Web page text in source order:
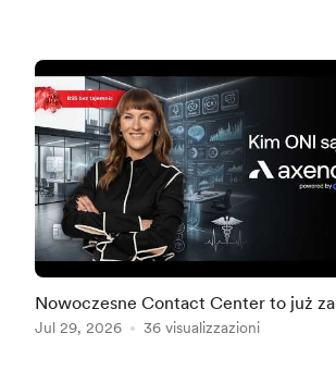
Nowoczesne Contact Center to już za
mało. Dokąd zmierza Customer
Jul 29, 2026 36 visualizzazioni